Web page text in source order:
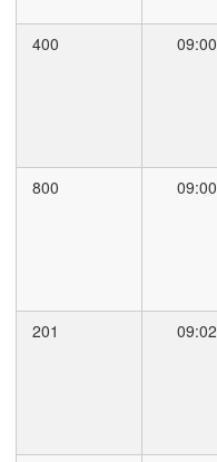
400 09:00
800 09:00
201 09:02